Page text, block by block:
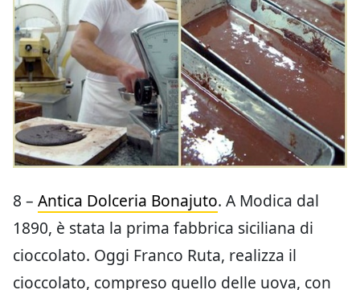
8 – Antica Dolceria Bonajuto. A Modica dal
1890, è stata la prima fabbrica siciliana di
cioccolato. Oggi Franco Ruta, realizza il
cioccolato, compreso quello delle uova, con